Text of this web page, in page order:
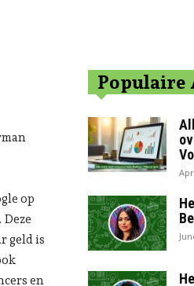
op
geld is
en